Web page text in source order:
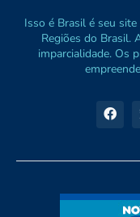
Isso é Brasil é seu
Regiões do Brasil.
imparcialidade. Os